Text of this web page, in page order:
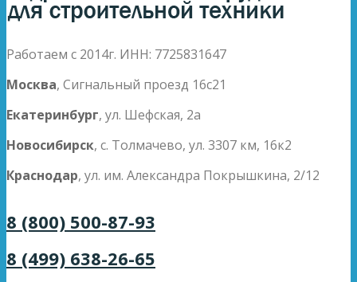
Работаем с 2014г. ИНН: 7725831647
Москва, Сигнальный проезд 16с21
Екатеринбург, ул. Шефская, 2а
Новосибирск, с. Толмачево, ул. 3307 км, 16к2
Краснодар, ул. им. Александра Покрышкина, 2/12
8 (800) 500-87-93
8 (499) 638-26-65